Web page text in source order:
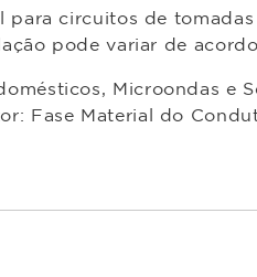
circuitos de
pode variar de
Microondas e
Fase Material do